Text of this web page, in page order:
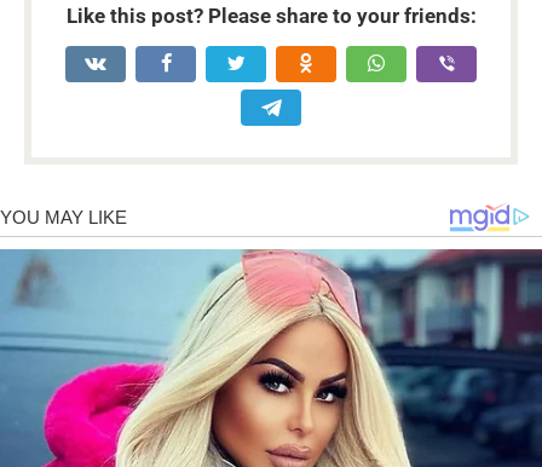
Like this post? Please share to your friends: